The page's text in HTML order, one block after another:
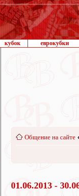
кубок еврокубки
Общение на сайте ‹
01.06.2013 -